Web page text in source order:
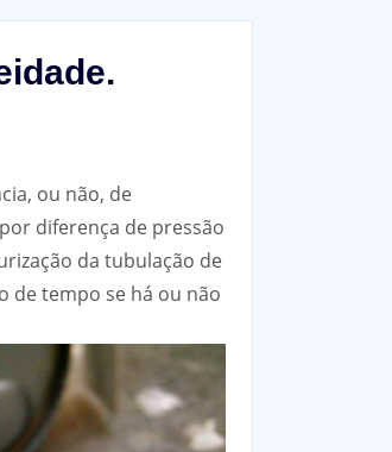
ou não, de
diferença de pressão
da tubulação de
de tempo se há ou não